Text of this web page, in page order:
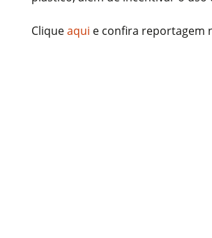
Cliqueaqui e confira reportagem